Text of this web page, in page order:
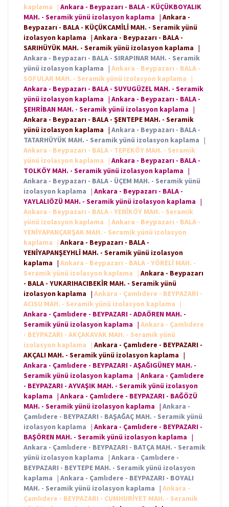
kaplama
| Ankara - Beypazarı - BALA - KÜÇÜKBOYALIK
MAH. - Seramik yünü izolasyon kaplama | Ankara -
Beypazarı - BALA - KÜÇÜKCAMİLİ MAH. - Seramik yünü
izolasyon kaplama | Ankara - Beypazarı - BALA -
SARIHÜYÜK MAH. - Seramik yünü izolasyon kaplama |
Ankara - Beypazarı - BALA - SIRAPINAR MAH. - Seramik
yünü izolasyon kaplama | Ankara - Beypazarı - BALA -
SOFULAR MAH. - Seramik yünü izolasyon kaplama
|
Ankara - Beypazarı - BALA - SUYUGÜZEL MAH. - Seramik
yünü izolasyon kaplama | Ankara - Beypazarı - BALA -
ŞEHRİBAN MAH. - Seramik yünü izolasyon kaplama |
Ankara - Beypazarı - BALA - ŞENTEPE MAH. - Seramik
yünü izolasyon kaplama | Ankara - Beypazarı - BALA -
TATARHÜYÜK MAH. - Seramik yünü izolasyon kaplama |
Ankara - Beypazarı - BALA - TEPEKÖY MAH. - Seramik
yünü izolasyon kaplama
| Ankara - Beypazarı - BALA -
TOLKÖY MAH. - Seramik yünü izolasyon kaplama |
Ankara - Beypazarı - BALA - ÜÇEM MAH. - Seramik yünü
izolasyon kaplama | Ankara - Beypazarı - BALA -
YAYLALIÖZÜ MAH. - Seramik yünü izolasyon kaplama |
Ankara - Beypazarı - BALA - YENİKÖY MAH. - Seramik
yünü izolasyon kaplama
| Ankara - Beypazarı - BALA -
YENİYAPANÇARŞAK MAH. - Seramik yünü izolasyon
kaplama
| Ankara - Beypazarı - BALA -
YENİYAPANŞEYHLİ MAH. - Seramik yünü izolasyon
kaplama | Ankara - Beypazarı - BALA - YÖRELİ MAH. -
Seramik yünü izolasyon kaplama
| Ankara - Beypazarı
- BALA - YUKARIHACIBEKİR MAH. - Seramik yünü
izolasyon kaplama | Ankara - Çamlıdere - BEYPAZARI -
ACISU MAH. - Seramik yünü izolasyon kaplama
|
Ankara - Çamlıdere - BEYPAZARI - ADAÖREN MAH. -
Seramik yünü izolasyon kaplama | Ankara - Çamlıdere
- BEYPAZARI - AKÇAKAVAK MAH. - Seramik yünü
izolasyon kaplama
| Ankara - Çamlıdere - BEYPAZARI -
AKÇALI MAH. - Seramik yünü izolasyon kaplama |
Ankara - Çamlıdere - BEYPAZARI - AŞAĞIGÜNEY MAH. -
Seramik yünü izolasyon kaplama | Ankara - Çamlıdere
- BEYPAZARI - AYVAŞIK MAH. - Seramik yünü izolasyon
kaplama | Ankara - Çamlıdere - BEYPAZARI - BAĞÖZÜ
MAH. - Seramik yünü izolasyon kaplama | Ankara -
Çamlıdere - BEYPAZARI - BAŞAĞAÇ MAH. - Seramik yünü
izolasyon kaplama | Ankara - Çamlıdere - BEYPAZARI -
BAŞÖREN MAH. - Seramik yünü izolasyon kaplama |
Ankara - Çamlıdere - BEYPAZARI - BATÇA MAH. - Seramik
yünü izolasyon kaplama | Ankara - Çamlıdere -
BEYPAZARI - BEYTEPE MAH. - Seramik yünü izolasyon
kaplama | Ankara - Çamlıdere - BEYPAZARI - BOYALI
MAH. - Seramik yünü izolasyon kaplama | Ankara -
Çamlıdere - BEYPAZARI - CUMHURİYET MAH. - Seramik